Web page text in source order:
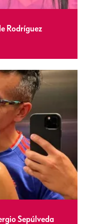
Rodríguez
Sepúlveda